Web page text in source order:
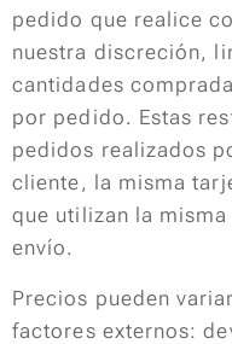
pedido que realice
nuestra discreción,
cantidades
por pedido. Estas
pedidos realizados
cliente, la misma
que utilizan la
envío.
Precios pueden
factores externos: